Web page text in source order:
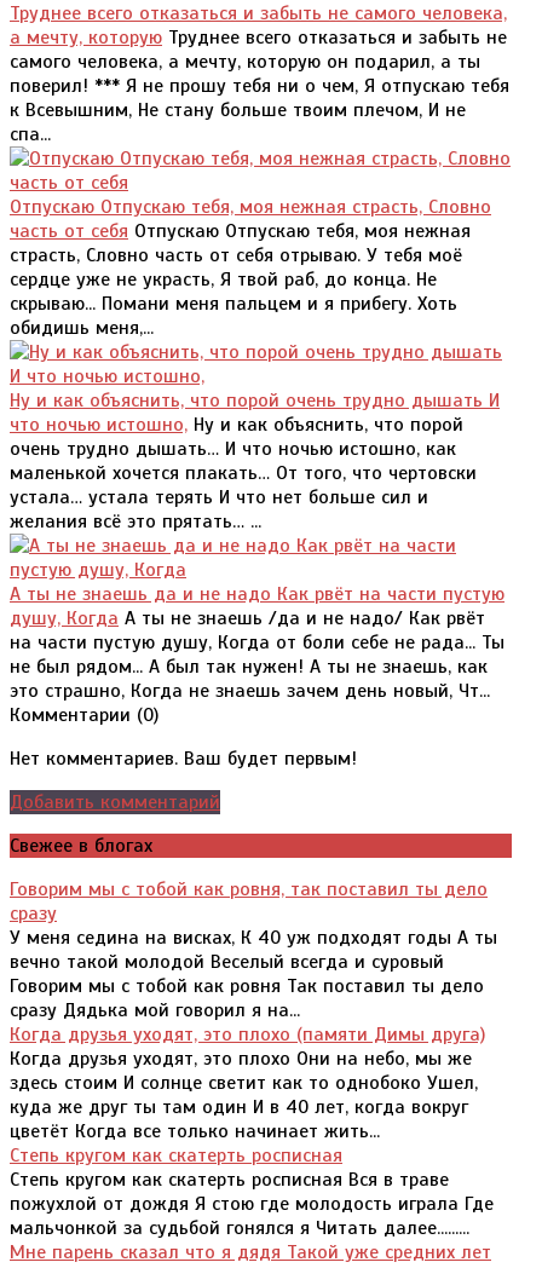
Труднее всего отказаться и забыть не самого человека,
а мечту, которую Труднее всего отказаться и забыть не
самого человека, а мечту, которую он подарил, а ты
поверил! *** Я не прошу тебя ни о чем, Я отпускаю тебя
к Всевышним, Не стану больше твоим плечом, И не
спа...
Отпускаю Отпускаю тебя, моя нежная страсть, Словно
часть от себя Отпускаю Отпускаю тебя, моя нежная
страсть, Словно часть от себя отрываю. У тебя моё
сердце уже не украсть, Я твой раб, до конца. Не
скрываю... Помани меня пальцем и я прибегу. Хоть
обидишь меня,...
Ну и как объяснить, что порой очень трудно дышать И
что ночью истошно, Ну и как объяснить, что порой
очень трудно дышать… И что ночью истошно, как
маленькой хочется плакать… От того, что чертовски
устала… устала терять И что нет больше сил и
желания всё это прятать… ...
А ты не знаешь да и не надо Как рвёт на части пустую
душу, Когда А ты не знаешь /да и не надо/ Как рвёт
на части пустую душу, Когда от боли себе не рада... Ты
не был рядом... А был так нужен! А ты не знаешь, как
это страшно, Когда не знаешь зачем день новый, Чт...
Комментарии (0)
Нет комментариев. Ваш будет первым!
Добавить комментарий
Свежее в блогах
Говорим мы с тобой как ровня, так поставил ты дело
сразу
У меня седина на висках, К 40 уж подходят годы А ты
вечно такой молодой Веселый всегда и суровый
Говорим мы с тобой как ровня Так поставил ты дело
сразу Дядька мой говорил я на...
Когда друзья уходят, это плохо (памяти Димы друга)
Когда друзья уходят, это плохо Они на небо, мы же
здесь стоим И солнце светит как то однобоко Ушел,
куда же друг ты там один И в 40 лет, когда вокруг
цветёт Когда все только начинает жить...
Степь кругом как скатерть росписная
Степь кругом как скатерть росписная Вся в траве
пожухлой от дождя Я стою где молодость играла Где
мальчонкой за судьбой гонялся я Читать далее.........
Мне парень сказал что я дядя Такой уже средних лет